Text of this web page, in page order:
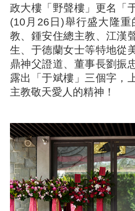
政大樓「野聲樓」更名「
(10月26日)舉行盛大隆
教、鍾安住總主教、江漢
生、于德蘭女士等特地從
鼎神父證道、董事長劉振
露出「于斌樓」三個字，
主教敬天愛人的精神！